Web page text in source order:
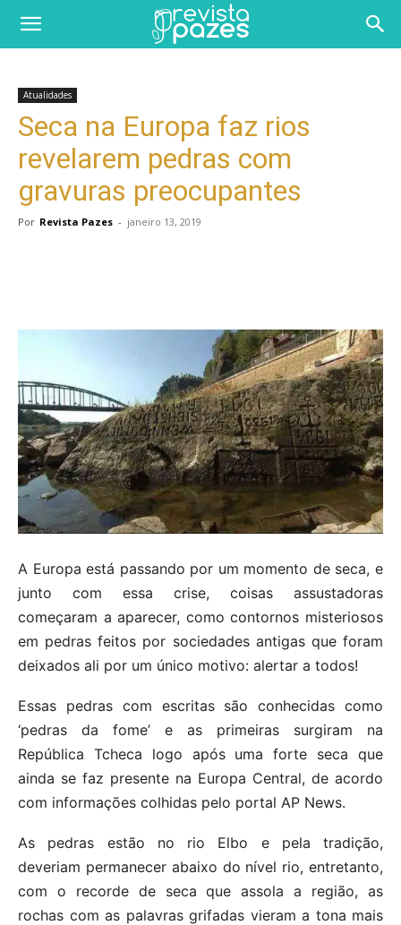
Atualidades
Seca na Europa faz rios
revelarem pedras com
gravuras preocupantes
Por Revista Pazes - janeiro 13, 2019
A Europa está passando por um momento de seca, e
junto com essa crise, coisas assustadoras
começaram a aparecer, como contornos misteriosos
em pedras feitos por sociedades antigas que foram
deixados ali por um único motivo: alertar a todos!
Essas pedras com escritas são conhecidas como
‘pedras da fome’ e as primeiras surgiram na
República Tcheca logo após uma forte seca que
ainda se faz presente na Europa Central, de acordo
com informações colhidas pelo portal AP News.
As pedras estão no rio Elbo e pela tradição,
deveriam permanecer abaixo do nível rio, entretanto,
com o recorde de seca que assola a região, as
rochas com as palavras grifadas vieram a tona mais